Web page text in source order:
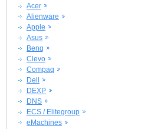
Acer
Alienware
Apple
Asus
Benq
Clevo
Compaq
Dell
DEXP
DNS
ECS / Elitegroup
eMachines